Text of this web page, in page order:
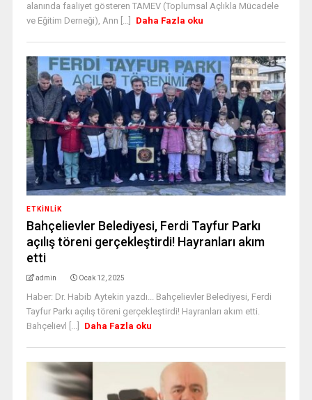
alanında faaliyet gösteren TAMEV (Toplumsal Açlıkla Mücadele
ve Eğitim Derneği), Ann [...]
Daha Fazla oku
ETKINLIK
Bahçelievler Belediyesi, Ferdi Tayfur Parkı
açılış töreni gerçekleştirdi! Hayranları akım
etti
admin Ocak 12, 2025
Haber: Dr. Habib Aytekin yazdı... Bahçelievler Belediyesi, Ferdi
Tayfur Parkı açılış töreni gerçekleştirdi! Hayranları akım etti.
Bahçelievl [...]
Daha Fazla oku